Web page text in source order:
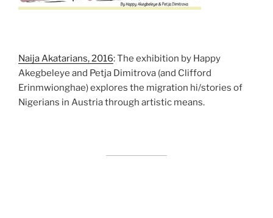
Naija Akatarians, 2016: The exhibition by Happy
Akegbeleye and Petja Dimitrova (and Clifford
Erinmwionghae) explores the migration hi/stories of
Nigerians in Austria through artistic means.